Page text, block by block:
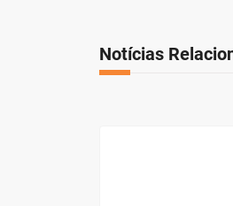
Notícias